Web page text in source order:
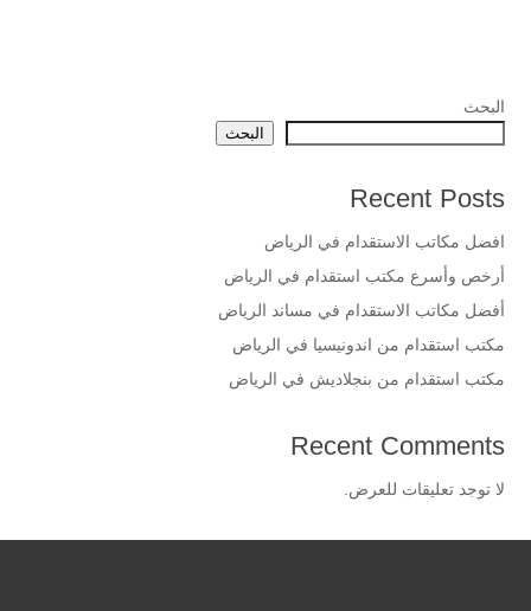
البحث
البحث
Recent Posts
افضل مكاتب الاستقدام في الرياض
أرخص وأسرع مكتب استقدام في الرياض
أفضل مكاتب الاستقدام في مساند الرياض
مكتب استقدام من اندونيسيا في الرياض
مكتب استقدام من بنجلاديش في الرياض
Recent Comments
لا توجد تعليقات للعرض.